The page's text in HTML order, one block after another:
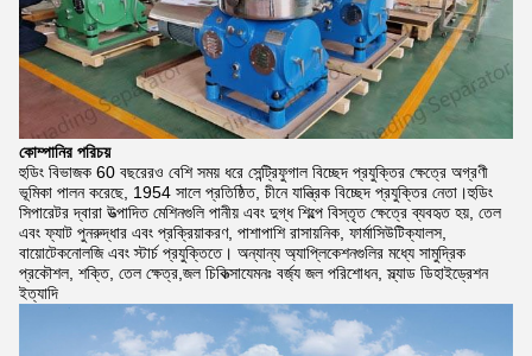
কোম্পানির পরিচয়
হুডিং বিভাজক 60 বছরেরও বেশি সময় ধরে সেন্ট্রিফুগাল বিচ্ছেদ প্রযুক্তির ক্ষেত্রে অগ্রণী
ভূমিকা পালন করেছে, 1954 সালে প্রতিষ্ঠিত, চীনে যান্ত্রিক বিচ্ছেদ প্রযুক্তির নেতা।হুডিং
সিপারেটর দ্বারা উত্পাদিত মেশিনগুলি পানীয় এবং দুগ্ধ শিল্পে বিস্তৃত ক্ষেত্রে ব্যবহৃত হয়, তেল
এবং ফ্যাট পুনরুদ্ধার এবং প্রক্রিয়াকরণ, পাশাপাশি রাসায়নিক, ফার্মাসিউটিক্যালস,
বায়োটেকনোলজি এবং স্টার্চ প্রযুক্তিতে। অন্যান্য অ্যাপ্লিকেশনগুলির মধ্যে সামুদ্রিক
প্রকৌশল, শক্তি, তেল ক্ষেত্র,জল চিকিত্সাযেমনঃ বর্জ্য জল পরিশোধন, স্ল্যাড ডিহাইড্রেশন
ইত্যাদি